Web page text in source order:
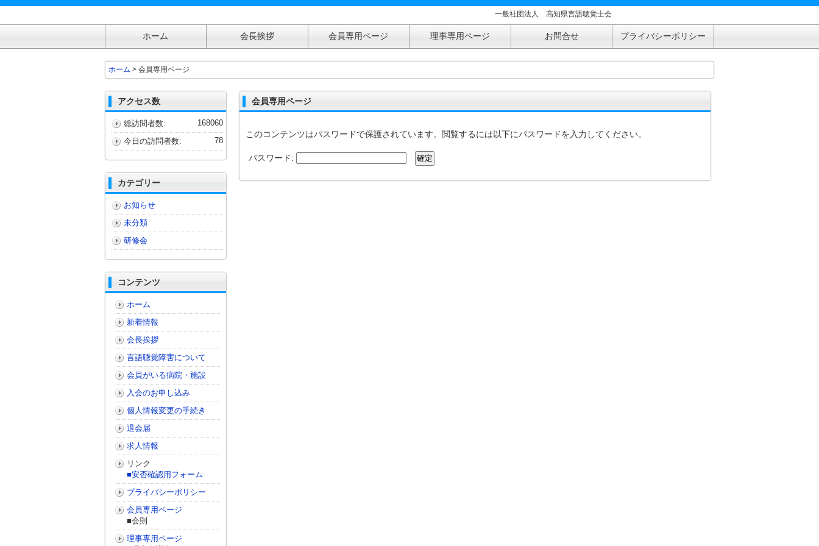
会員専用ページ
一般社団法人 高知県言語聴覚士会
ホーム 会長挨拶 会員専用ページ 理事専用ページ お問合せ プライバシーポリシー
ホーム > 会員専用ページ
会員専用ページ
このコンテンツはパスワードで保護されています。閲覧するには以下にパスワードを入力してください。
パスワード:
アクセス数
168060
総訪問者数:
78
今日の訪問者数:
カテゴリー
お知らせ
未分類
研修会
コンテンツ
ホーム
新着情報
会長挨拶
言語聴覚障害について
会員がいる病院・施設
入会のお申し込み
個人情報変更の手続き
退会届
求人情報
リンク
■安否確認用フォーム
プライバシーポリシー
会員専用ページ
■会則
理事専用ページ